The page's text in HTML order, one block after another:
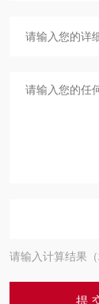
请输入计算结果